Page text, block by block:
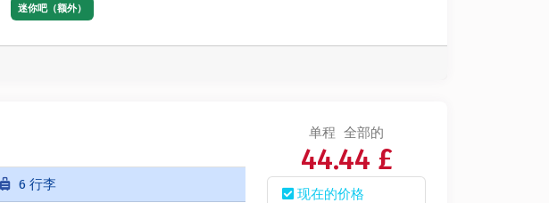
迷你吧（额外）
6 行李
单程 全部的
44.44 £
现在的价格